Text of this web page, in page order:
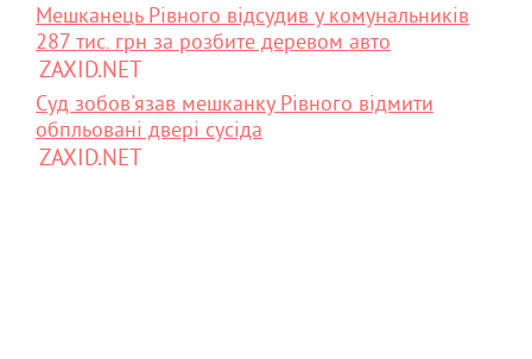
Мешканець Рівного відсудив у комунальників
287 тис. грн за розбите деревом авто
ZAXID.NET
Суд зобов'язав мешканку Рівного відмити
обпльовані двері сусіда
ZAXID.NET